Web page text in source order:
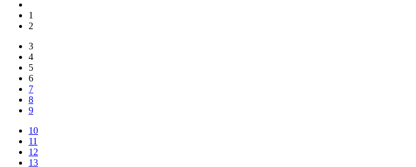
1
2
3
4
5
6
7
8
9
10
11
12
13